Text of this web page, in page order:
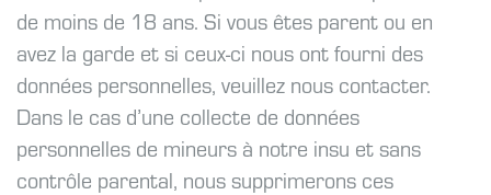
de moins de 18 ans. Si vous êtes parent ou en
avez la garde et si ceux-ci nous ont fourni des
données personnelles, veuillez nous contacter.
Dans le cas d’une collecte de données
personnelles de mineurs à notre insu et sans
contrôle parental, nous supprimerons ces